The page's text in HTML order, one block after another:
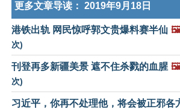
更多文章导读： 2019年9月18日
港铁出轨 网民惊呼郭文贵爆料赛半仙
次)
刊登再多新疆美景 遮不住杀戮的血腥
次)
习近平，你再不处理他，将会被正邪各